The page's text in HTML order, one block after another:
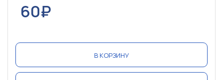
60₽
В КОРЗИНУ